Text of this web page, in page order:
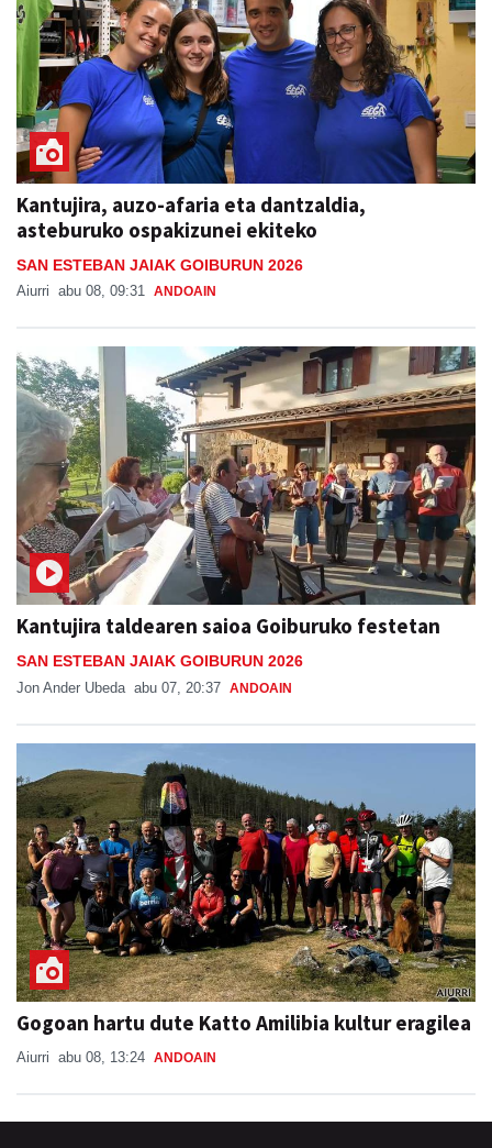
Kantujira, auzo-afaria eta dantzaldia,
asteburuko ospakizunei ekiteko
SAN ESTEBAN JAIAK GOIBURUN 2026
Aiurri abu 08, 09:31 ANDOAIN
Kantujira taldearen saioa Goiburuko festetan
SAN ESTEBAN JAIAK GOIBURUN 2026
Jon Ander Ubeda abu 07, 20:37 ANDOAIN
Gogoan hartu dute Katto Amilibia kultur eragilea
Aiurri abu 08, 13:24 ANDOAIN